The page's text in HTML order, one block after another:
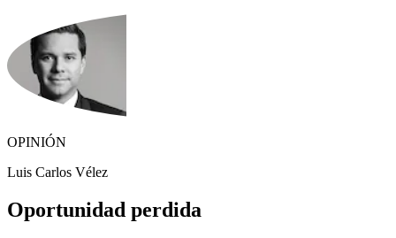
OPINIÓN
Luis Carlos Vélez
Oportunidad perdida